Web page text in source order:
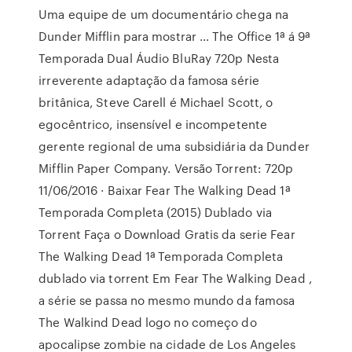
Uma equipe de um documentário chega na
Dunder Mifflin para mostrar … The Office 1ª á 9ª
Temporada Dual Áudio BluRay 720p Nesta
irreverente adaptação da famosa série
britânica, Steve Carell é Michael Scott, o
egocêntrico, insensível e incompetente
gerente regional de uma subsidiária da Dunder
Mifflin Paper Company. Versão Torrent: 720p
11/06/2016 · Baixar Fear The Walking Dead 1ª
Temporada Completa (2015) Dublado via
Torrent Faça o Download Gratis da serie Fear
The Walking Dead 1ª Temporada Completa
dublado via torrent Em Fear The Walking Dead ,
a série se passa no mesmo mundo da famosa
The Walkind Dead logo no começo do
apocalipse zombie na cidade de Los Angeles